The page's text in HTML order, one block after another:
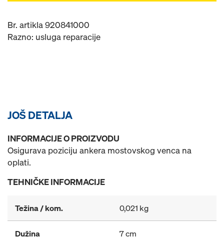
Br. artikla 920841000
Razno: usluga reparacije
JOŠ DETALJA
INFORMACIJE O PROIZVODU
Osigurava poziciju ankera mostovskog venca na
oplati.
TEHNIČKE INFORMACIJE
Težina / kom. 0,021 kg
Dužina 7 cm